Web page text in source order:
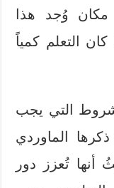
وُجد هذا
التعلم كمياً
التي يجب
الماوردي
أنها تُعزز دور